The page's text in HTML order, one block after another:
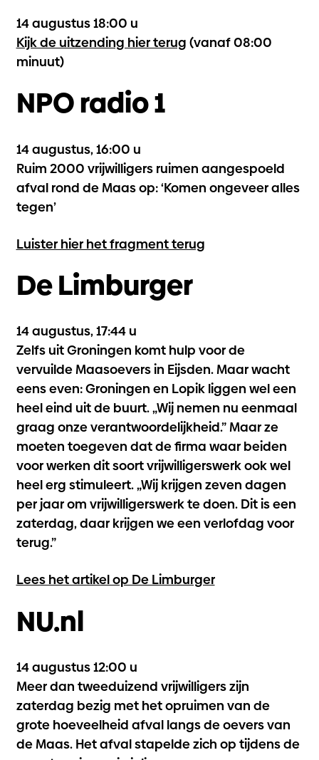
14 augustus 18:00 u
Kijk de uitzending hier terug (vanaf 08:00
minuut)
NPO radio 1
14 augustus, 16:00 u
Ruim 2000 vrijwilligers ruimen aangespoeld
afval rond de Maas op: ‘Komen ongeveer alles
tegen’
Luister hier het fragment terug
De Limburger
14 augustus, 17:44 u
Zelfs uit Groningen komt hulp voor de
vervuilde Maasoevers in Eijsden. Maar wacht
eens even: Groningen en Lopik liggen wel een
heel eind uit de buurt. „Wij nemen nu eenmaal
graag onze verantwoordelijkheid.” Maar ze
moeten toegeven dat de firma waar beiden
voor werken dit soort vrijwilligerswerk ook wel
heel erg stimuleert. „Wij krijgen zeven dagen
per jaar om vrijwilligerswerk te doen. Dit is een
zaterdag, daar krijgen we een verlofdag voor
terug.”
Lees het artikel op De Limburger
NU.nl
14 augustus 12:00 u
Meer dan tweeduizend vrijwilligers zijn
zaterdag bezig met het opruimen van de
grote hoeveelheid afval langs de oevers van
de Maas. Het afval stapelde zich op tijdens de